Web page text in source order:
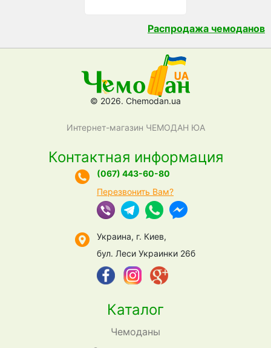
Распродажа чемоданов
© 2026. Chemodan.ua
Интернет-магазин ЧЕМОДАН ЮА
Каталог
Чемоданы
Контактная информация
(067) 443-60-80
Перезвонить Вам?
Украина, г. Киев,
бул. Леси Украинки 26б